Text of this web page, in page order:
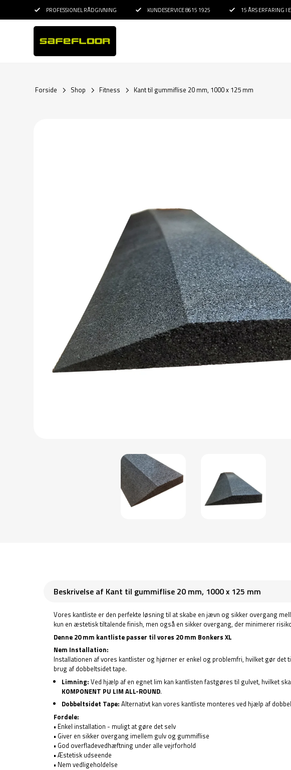
PROFESSIONEL RÅDGIVNING KUNDESERVICE 8615 1925 15 ÅRS ERFARING I
Forside Shop Fitness Kant til gummiflise 20 mm, 1000 x 125 mm
Beskrivelse af Kant til gummiflise 20 mm, 1000 x 125 mm
Vores kantliste er den perfekte løsning til at skabe en jævn og sikker overgang
kun en æstetisk tiltalende finish, men også en sikker overgang, der minimerer
Denne 20 mm kantliste passer til vores 20 mm Bonkers XL
Nem Installation:
Installationen af vores kantlister og hjørner er enkel og problemfri, hvilket gør
brug af dobbeltsidet tape.
Limning: Ved hjælp af en egnet lim kan kantlisten fastgøres til gulvet, hvilket
KOMPONENT PU LIM ALL-ROUND.
Dobbeltsidet Tape: Alternativt kan vores kantliste monteres ved hjælp af
Fordele:
• Enkel installation - muligt at gøre det selv
• Giver en sikker overgang imellem gulv og gummiflise
• God overfladevedhæftning under alle vejrforhold
• Æstetisk udseende
• Nem vedligeholdelse